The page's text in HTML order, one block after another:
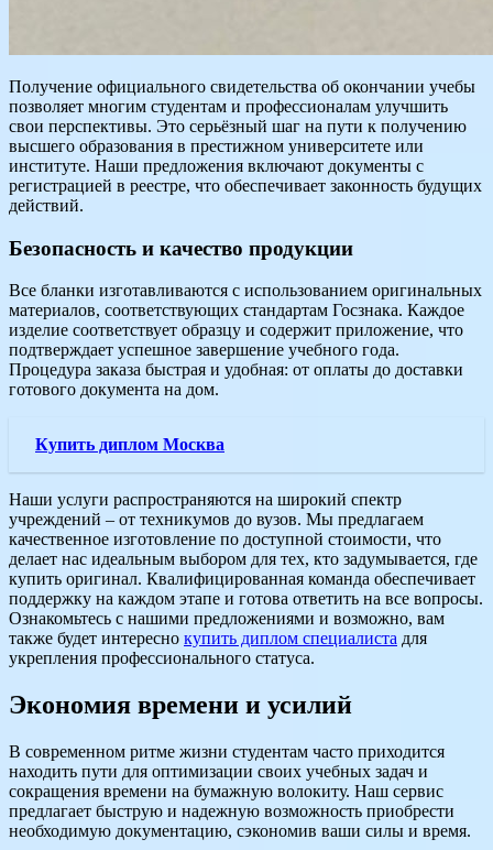
Получение официального свидетельства об окончании учебы
позволяет многим студентам и профессионалам улучшить
свои перспективы. Это серьёзный шаг на пути к получению
высшего образования в престижном университете или
институте. Наши предложения включают документы с
регистрацией в реестре, что обеспечивает законность будущих
действий.
Безопасность и качество продукции
Все бланки изготавливаются с использованием оригинальных
материалов, соответствующих стандартам Госзнака. Каждое
изделие соответствует образцу и содержит приложение, что
подтверждает успешное завершение учебного года.
Процедура заказа быстрая и удобная: от оплаты до доставки
готового документа на дом.
Купить диплом Москва
Наши услуги распространяются на широкий спектр
учреждений – от техникумов до вузов. Мы предлагаем
качественное изготовление по доступной стоимости, что
делает нас идеальным выбором для тех, кто задумывается, где
купить оригинал. Квалифицированная команда обеспечивает
поддержку на каждом этапе и готова ответить на все вопросы.
Ознакомьтесь с нашими предложениями и возможно, вам
также будет интересно купить диплом специалиста для
укрепления профессионального статуса.
Экономия времени и усилий
В современном ритме жизни студентам часто приходится
находить пути для оптимизации своих учебных задач и
сокращения времени на бумажную волокиту. Наш сервис
предлагает быструю и надежную возможность приобрести
необходимую документацию, сэкономив ваши силы и время.